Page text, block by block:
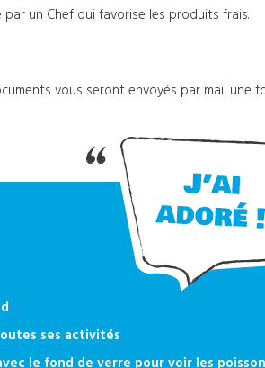
un Chef qui favorise les produits frais.
vous seront envoyés par mail une
ses activités
le fond de verre pour voir les